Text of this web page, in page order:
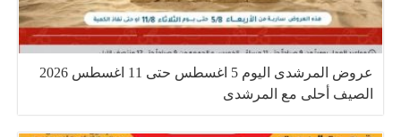
عروض المرشدى اليوم 5 اغسطس حتى 11 اغسطس 2026
الصيف أحلى مع المرشدى